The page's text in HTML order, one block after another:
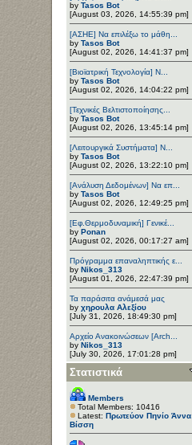
by Tasos Bot
[August 03, 2026, 14:55:39 pm]
[ΑΣΗΕ] Να επιλέξω το μάθη...
by Tasos Bot
[August 02, 2026, 14:41:37 pm]
[Βιοϊατρική Τεχνολογία] Ν...
by Tasos Bot
[August 02, 2026, 14:04:22 pm]
[Τεχνικές Βελτιστοποίησης...
by Tasos Bot
[August 02, 2026, 13:45:14 pm]
[Λειτουργικά Συστήματα] Ν...
by Tasos Bot
[August 02, 2026, 13:22:10 pm]
[Ανάλυση Δεδομένων] Να επ...
by Tasos Bot
[August 02, 2026, 12:49:25 pm]
[Εφ.Θερμοδυναμική] Γενικέ...
by Ponan
[August 02, 2026, 00:17:27 am]
Πρόγραμμα επαναληπτικής ε...
by Nikos_313
[August 01, 2026, 22:47:39 pm]
Τα παράσιτα ανάμεσά μας
by χηρουλα Αλεξίου
[July 31, 2026, 18:49:30 pm]
Αρχείο Ανακοινώσεων [Arch...
by Nikos_313
[July 30, 2026, 17:01:28 pm]
Στατιστικά
Members
Total Members: 10416
Latest: Πρωτεύον Πηνίο Άννα
Βίσση